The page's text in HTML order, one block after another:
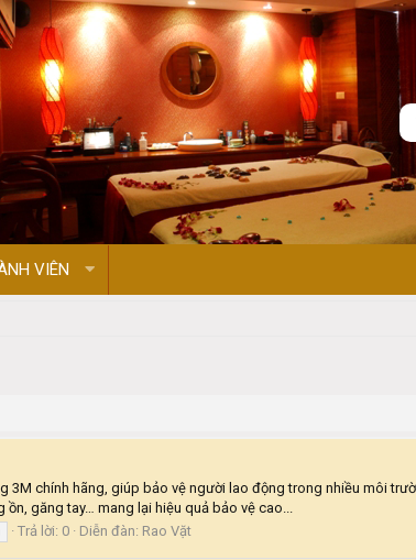
VIÊN
chính hãng, giúp bảo vệ người lao động trong nhiều môi
găng tay… mang lại hiệu quả bảo vệ cao...
Trả lời: 0 Diễn đàn: Rao Vặt